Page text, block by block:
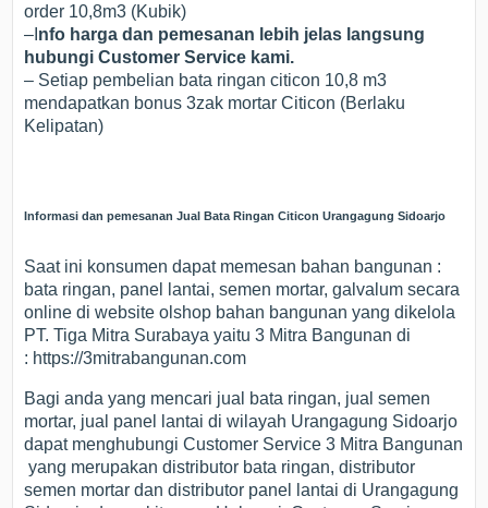
order 10,8m3 (Kubik)
–I nfo harga dan pemesanan lebih jelas langsung
hubungi Customer Service kami.
– Setiap pembelian bata ringan citicon 10,8 m3
mendapatkan bonus 3zak mortar Citicon (Berlaku
Kelipatan)
Informasi dan pemesanan Jual Bata Ringan Citicon Urangagung Sidoarjo
Saat ini konsumen dapat memesan bahan bangunan :
bata ringan, panel lantai, semen mortar, galvalum secara
online di website olshop bahan bangunan yang dikelola
PT. Tiga Mitra Surabaya yaitu 3 Mitra Bangunan di
: https://3mitrabangunan.com
Bagi anda yang mencari jual bata ringan, jual semen
mortar, jual panel lantai di wilayah Urangagung Sidoarjo
dapat menghubungi Customer Service 3 Mitra Bangunan
yang merupakan distributor bata ringan, distributor
semen mortar dan distributor panel lantai di Urangagung